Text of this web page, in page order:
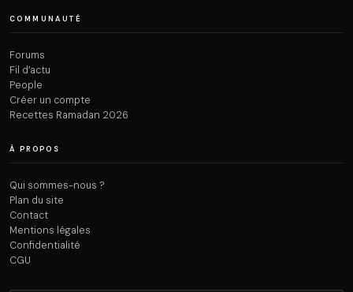
COMMUNAUTÉ
Forums
Fil d’actu
People
Créer un compte
Recettes Ramadan 2026
À PROPOS
Qui sommes-nous ?
Plan du site
Contact
Mentions légales
Confidentialité
CGU